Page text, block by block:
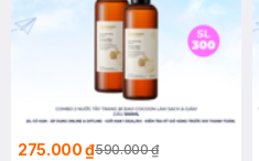
275.000 ₫590.000 ₫